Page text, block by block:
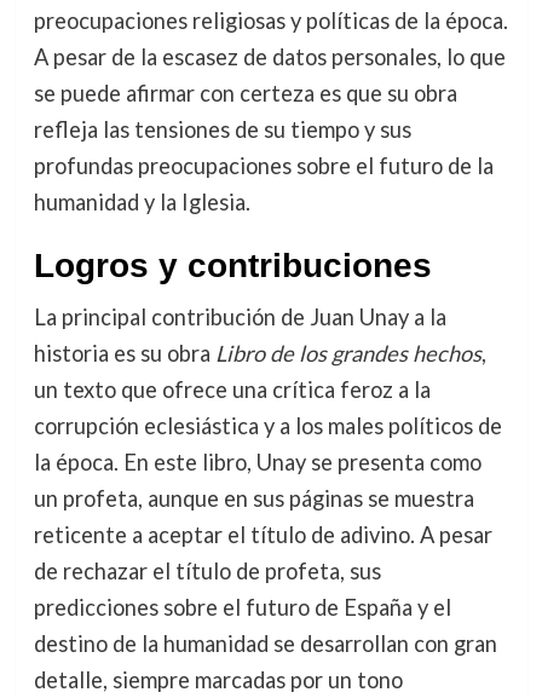
preocupaciones religiosas y políticas de la época.
A pesar de la escasez de datos personales, lo que
se puede afirmar con certeza es que su obra
refleja las tensiones de su tiempo y sus
profundas preocupaciones sobre el futuro de la
humanidad y la Iglesia.
Logros y contribuciones
La principal contribución de Juan Unay a la
historia es su obra Libro de los grandes hechos,
un texto que ofrece una crítica feroz a la
corrupción eclesiástica y a los males políticos de
la época. En este libro, Unay se presenta como
un profeta, aunque en sus páginas se muestra
reticente a aceptar el título de adivino. A pesar
de rechazar el título de profeta, sus
predicciones sobre el futuro de España y el
destino de la humanidad se desarrollan con gran
detalle, siempre marcadas por un tono